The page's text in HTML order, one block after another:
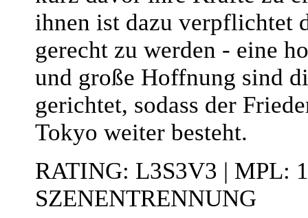
ihnen ist dazu verpflichtet
gerecht zu werden - eine
und große Hoffnung sind
gerichtet, sodass der
Tokyo weiter besteht.
RATING: L3S3V3 | MPL:
SZENENTRENNUNG